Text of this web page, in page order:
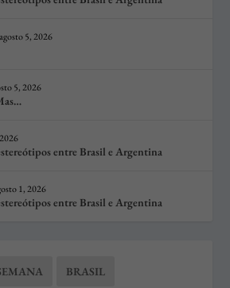
agosto 5, 2026
5, 2026
entre Brasil e Argentina
1, 2026
entre Brasil e Argentina
BRASIL